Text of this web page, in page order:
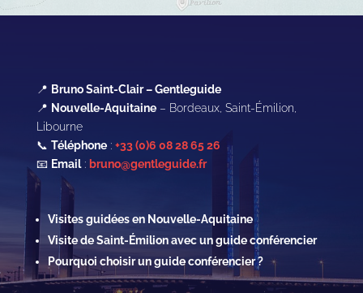
📍 Bruno Saint-Clair – Gentleguide
📍 Nouvelle-Aquitaine– Bordeaux, Saint-Émilion,
Libourne
📞 Téléphone: +33 (0)6 08 28 65 26
📧 Email: bruno@gentleguide.fr
Visites guidées en Nouvelle-Aquitaine
Visite de Saint-Émilion avec un guide conférencier
Pourquoi choisir un guide conférencier ?